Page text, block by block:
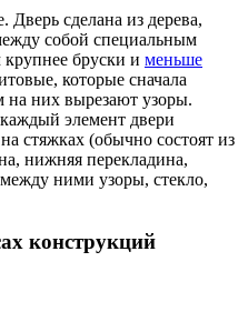
Дверь сделана из дерева,
собой специальным
бруски и меньше
которые сначала
на них вырезают узоры.
элемент двери
стяжках (обычно состоят из
нижняя перекладина,
ними узоры, стекло,
конструкций